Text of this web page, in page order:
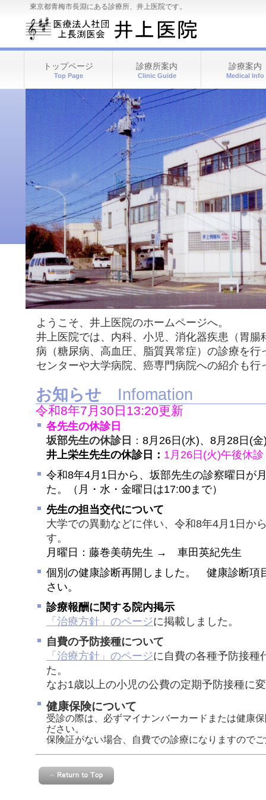
東京都青梅市長淵にある診療所、井上医院です。
ようこそ、井上医院のホームページへ。
井上医院では、内科、小児、消化器疾患（胃
病（糖尿病、高血圧、脂質異常症）の診療を
センターや大学病院、癌専門病院への紹介も行
お知らせ Infomation
令和8年7月30日13:20更新
各先生の休診日
坂部先生の休診日 ： 8月26日(水)、8月28日(金
井上栄生先生の休診日： 1月26日(火)午後休診
令和8年4月1日から、坂部先生の診察曜日が
た。（月・水・金曜日は17:00まで）
先生の担当交代について
大学での異動などに伴い、令和8年4月1日か
す。
月曜日：藤巻美萌先生 → 車田英紀先生
個別の健康診断再開しました。 健康診断項
さい。
診療報酬に関する院内掲示
「治療方針」のページに掲載しました。
自費の予防接種について
「治療方針」のページに自費の各種予防接種
た。
なお1歳以上の小児の公費の定期予防接種に
健康保険について
受診の際は、必ずマイナンバーカード または健康
ださい。
保険証がない場合、自費での診療になりますので
トップページ
Top Page
診療所案内
Clinic Guide
診療案内
Medical Info